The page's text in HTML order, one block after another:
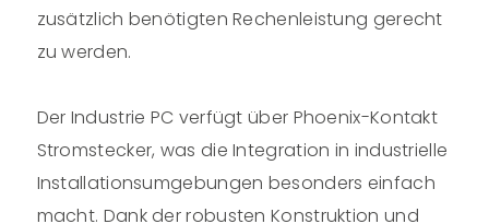
zusätzlich benötigten Rechenleistung gerecht
zu werden.
Der Industrie PC verfügt über Phoenix-Kontakt
Stromstecker, was die Integration in industrielle
Installationsumgebungen besonders einfach
macht. Dank der robusten Konstruktion und